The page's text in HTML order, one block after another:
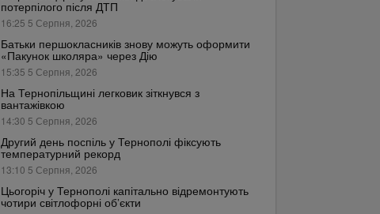
потерпілого після ДТП
16:25 5 Серпня, 2026
Батьки першокласників знову можуть оформити
«Пакунок школяра» через Дію
15:35 5 Серпня, 2026
На Тернопільщині легковик зіткнувся з
вантажівкою
14:30 5 Серпня, 2026
Другий день поспіль у Тернополі фіксують
температурний рекорд
13:10 5 Серпня, 2026
Цьогоріч у Тернополі капітально відремонтують
чотири світлофорні об’єкти